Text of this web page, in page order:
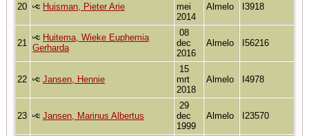
20 Huisman, Pieter Arie
mei
2014
Almelo I3918
21
Huitema, Wieke Euphemia
Gerharda
08
dec
2016
Almelo I56216
22 Jansen, Hennie
15
mrt
2018
Almelo I4978
23 Jansen, Marinus Albertus
29
dec
1999
Almelo I23570